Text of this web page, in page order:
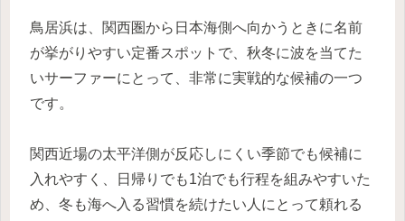
鳥居浜は、関西圏から日本海側へ向かうときに名前
が挙がりやすい定番スポットで、秋冬に波を当てた
いサーファーにとって、非常に実戦的な候補の一つ
です。
関西近場の太平洋側が反応しにくい季節でも候補に
入れやすく、日帰りでも1泊でも行程を組みやすいた
め、冬も海へ入る習慣を続けたい人にとって頼れる